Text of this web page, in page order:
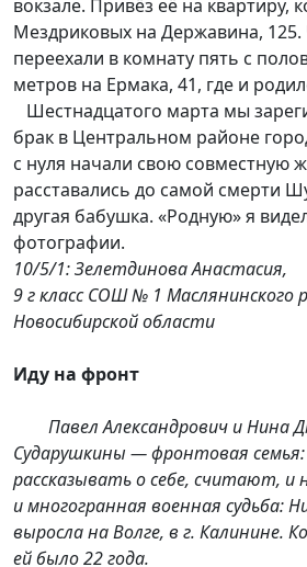
вокзале. Привёз её на квартиру,
Мездриковых на Державина,
переехали в комнату пять с
метров на Ермака, 41, где и
Шестнадцатого марта мы
брак в Центральном районе
с нуля начали свою совместную
расставались до самой смерти
другая бабушка. «Родную» я
фотографии.
10/5/1: Зелетдинова Анастасия,
9 г класс СОШ № 1 Маслянинского
Новосибирской области
Иду на фронт
Павел Александрович и Нина
Сударушкины — фронтовая семья:
рассказывать о себе, считают, и
и многогранная военная судьба:
выросла на Волге, в г. Калинине.
ей было 22 года.